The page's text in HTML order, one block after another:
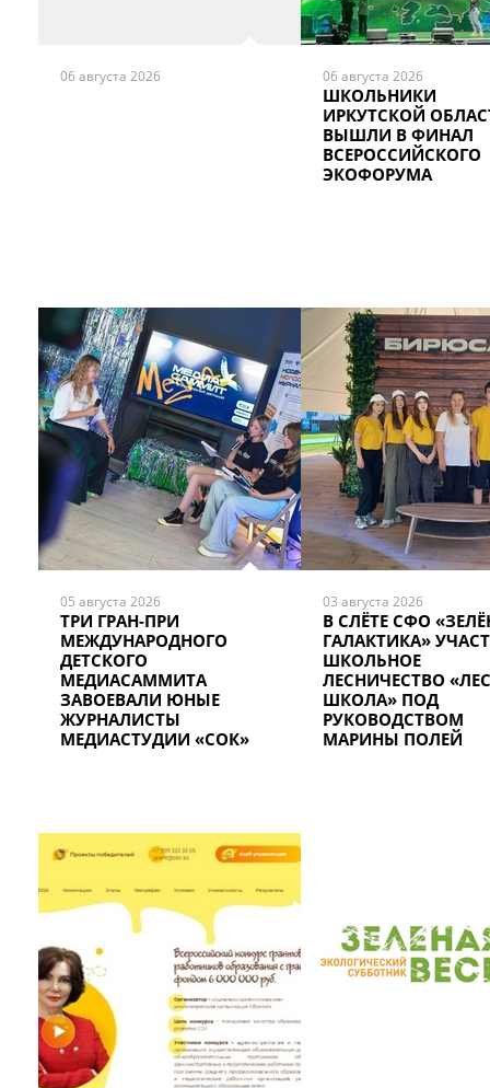
06 августа 2026 06 августа 2026
ШКОЛЬНИКИ
ИРКУТСКОЙ
ВЫШЛИ В ФИНАЛ
ВСЕРОССИЙСКОГО
ЭКОФОРУМА
05 августа 2026
ТРИ ГРАН-ПРИ
МЕЖДУНАРОДНОГО
ДЕТСКОГО
МЕДИАСАММИТА
ЗАВОЕВАЛИ ЮНЫЕ
ЖУРНАЛИСТЫ
МЕДИАСТУДИИ «СОК»
03 августа 2026
В СЛЁТЕ СФО
ГАЛАКТИКА»
ШКОЛЬНОЕ
ЛЕСНИЧЕСТВО
ШКОЛА» ПОД
РУКОВОДСТВОМ
МАРИНЫ ПОЛЕЙ